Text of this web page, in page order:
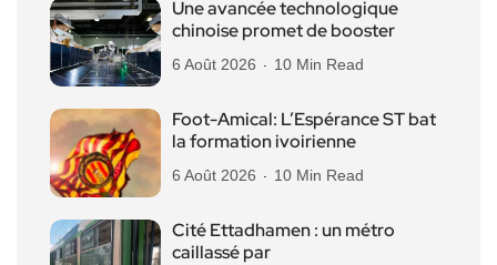
Une avancée technologique
chinoise promet de booster
6 Août 2026 10 Min Read
Foot-Amical: L’Espérance ST bat
la formation ivoirienne
6 Août 2026 10 Min Read
Cité Ettadhamen : un métro
caillassé par